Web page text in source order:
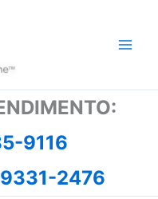
9116
2476